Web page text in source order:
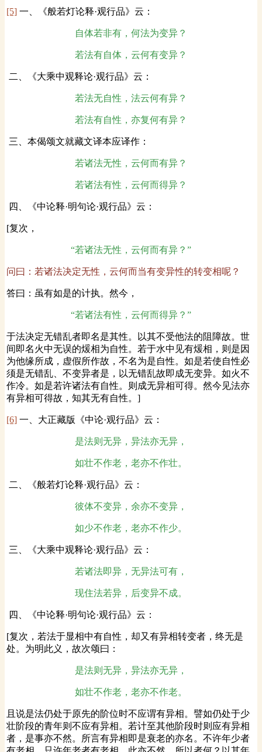
[5] 一、《般若灯论释·观行品》云：
自体若非有，何法为变异？
若法有自体，云何有变异？
二、《大乘中观释论·观行品》云：
若法无自性，法云何有异？
若法有自性，亦复何有异？
三、本偈颂文就藏文译本应译作：
若诸法无性，云何而有异？
若诸法有性，云何而得异？
四、《中论释·明句论·观行品》云：
[复次，
“若诸法无性，云何而有异？”
问曰：若诸法决定无性，云何而当有变异性的转变相呢？
答曰：虽有如是的计执。然今，
“若诸法有性，云何而得异？”
于法决定无错乱者即名是其性。以其不受他法的阻障故。世
间即名火中无误的煖相为自性。若于水中见有煖相，则是因
为他缘所成，虚假所作故，不名为是自性。如是若使自性必
须是无错乱、不变异者是，以无错乱故即成无变异。如火不
作冷。如是若许诸法有自性。则成无异相可得。然今见法亦
有异相可得故，知其无有自性。]
[6] 一、大正藏版《中论·观行品》云：
是法则无异，异法亦无异，
如壮不作老，老亦不作壮。
二、《般若灯论释·观行品》云：
彼体不变异，余亦不变异，
如少不作老，老亦不作少。
三、《大乘中观释论·观行品》云：
若诸法即异，无异法可有，
现住法若异，后变异不成。
四、《中论释·明句论·观行品》云：
[复次，若法于显相中有自性，却又有异相转变者，终无是
处。为明此义，故次颂曰：
是法则无异，异法亦无异，
如壮不作老，老亦不作老。
且说是法仍处于原先的阶位时不应谓有异相。譬如仍处于少
壮阶段的青年则不应有异相。若计至其他阶段时则应有异相
者，是事亦不然。所言有异相即是衰老的亦名。不许年少者